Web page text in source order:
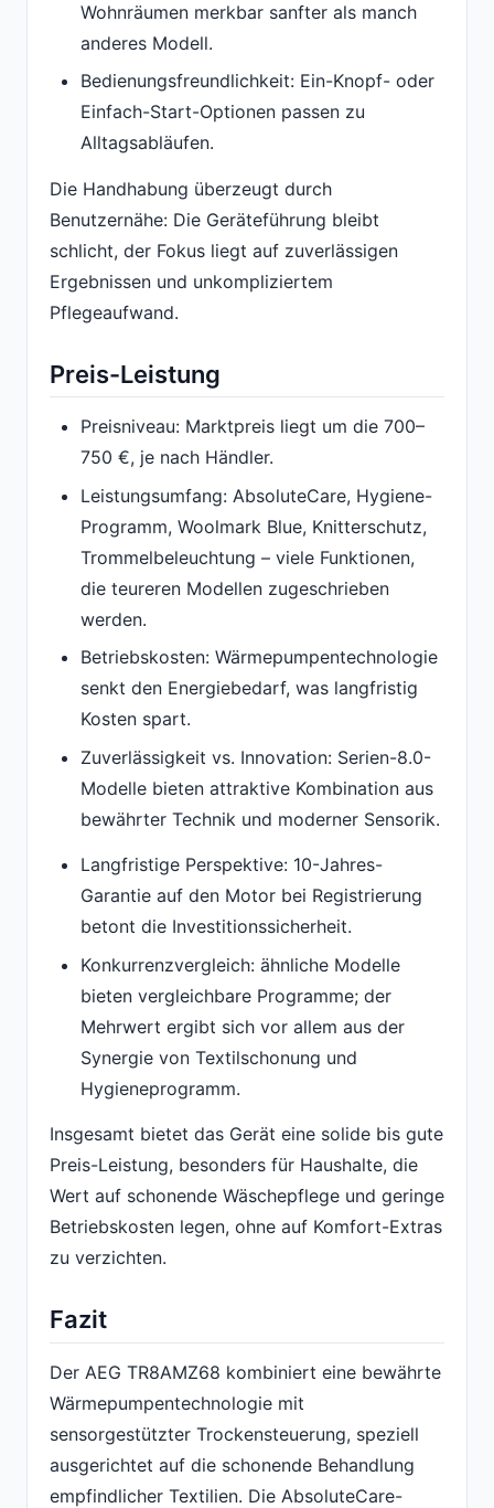
Wohnräumen merkbar sanfter als manch
anderes Modell.
Bedienungsfreundlichkeit: Ein-Knopf- oder
Einfach-Start-Optionen passen zu
Alltagsabläufen.
Die Handhabung überzeugt durch
Benutzernähe: Die Geräteführung bleibt
schlicht, der Fokus liegt auf zuverlässigen
Ergebnissen und unkompliziertem
Pflegeaufwand.
Preis-Leistung
Preisniveau: Marktpreis liegt um die 700–
750 €, je nach Händler.
Leistungsumfang: AbsoluteCare, Hygiene-
Programm, Woolmark Blue, Knitterschutz,
Trommelbeleuchtung – viele Funktionen,
die teureren Modellen zugeschrieben
werden.
Betriebskosten: Wärmepumpentechnologie
senkt den Energiebedarf, was langfristig
Kosten spart.
Zuverlässigkeit vs. Innovation: Serien-8.0-
Modelle bieten attraktive Kombination aus
bewährter Technik und moderner Sensorik.
Langfristige Perspektive: 10-Jahres-
Garantie auf den Motor bei Registrierung
betont die Investitionssicherheit.
Konkurrenzvergleich: ähnliche Modelle
bieten vergleichbare Programme; der
Mehrwert ergibt sich vor allem aus der
Synergie von Textilschonung und
Hygieneprogramm.
Insgesamt bietet das Gerät eine solide bis gute
Preis-Leistung, besonders für Haushalte, die
Wert auf schonende Wäschepflege und geringe
Betriebskosten legen, ohne auf Komfort-Extras
zu verzichten.
Fazit
Der AEG TR8AMZ68 kombiniert eine bewährte
Wärmepumpentechnologie mit
sensorgestützter Trockensteuerung, speziell
ausgerichtet auf die schonende Behandlung
empfindlicher Textilien. Die AbsoluteCare-